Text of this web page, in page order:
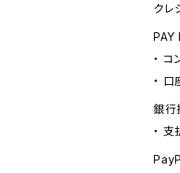
クレ
PAY
・
・
銀行
・ 支